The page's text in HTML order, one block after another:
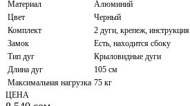
Материал
Алюминий
Цвет
Черный
Комплект
2 дуги, крепеж, инструкция
Замок
Есть, находится сбоку
Тип дуг
Крыловидные дуги
Длина дуг
105 см
Максимальная нагрузка 75 кг
ЦЕНА